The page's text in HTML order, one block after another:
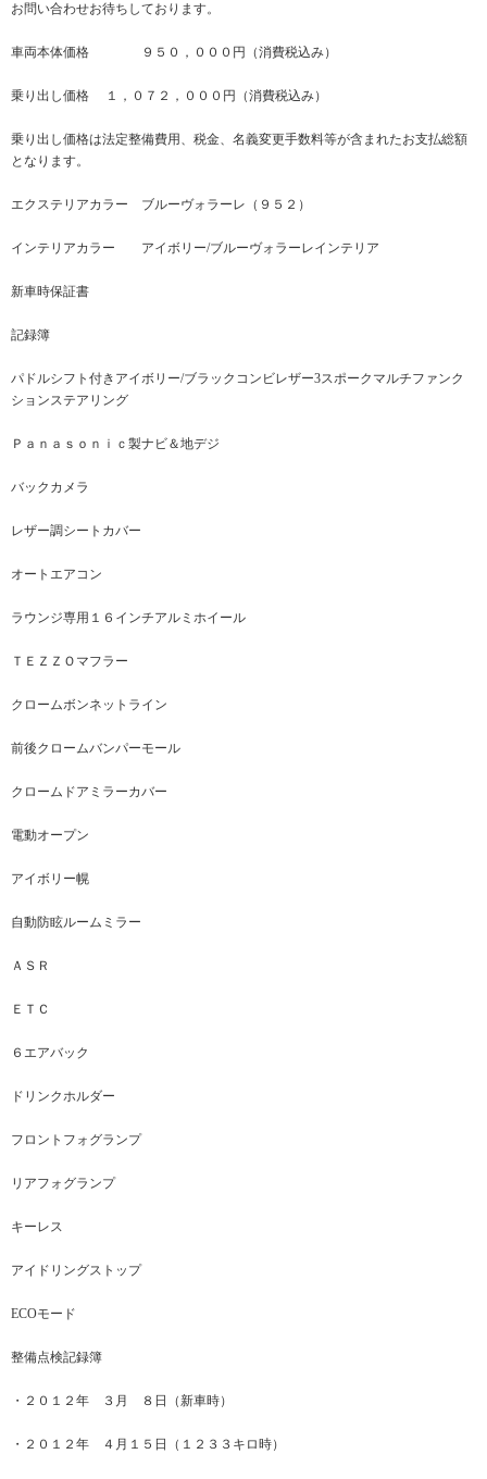
お問い合わせお待ちしております。
車両本体価格 ９５０，０００円（消費税込み）
乗り出し価格 １，０７２，０００円（消費税込み）
乗り出し価格は法定整備費用、税金、名義変更手数料等が含まれたお支払総額
となります。
エクステリアカラー ブルーヴォラーレ（９５２）
インテリアカラー アイボリー/ブルーヴォラーレインテリア
新車時保証書
記録簿
パドルシフト付きアイボリー/ブラックコンビレザー3スポークマルチファンク
ションステアリング
Ｐａｎａｓｏｎｉｃ製ナビ＆地デジ
バックカメラ
レザー調シートカバー
オートエアコン
ラウンジ専用１６インチアルミホイール
ＴＥＺＺＯマフラー
クロームボンネットライン
前後クロームバンパーモール
クロームドアミラーカバー
電動オープン
アイボリー幌
自動防眩ルームミラー
ＡＳＲ
ＥＴＣ
６エアバック
ドリンクホルダー
フロントフォグランプ
リアフォグランプ
キーレス
アイドリングストップ
ECOモード
整備点検記録簿
・２０１２年 ３月 ８日（新車時）
・２０１２年 ４月１５日（１２３３キロ時）